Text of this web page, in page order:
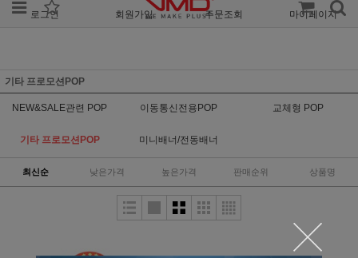
로그인 회원가입 주문조회 마이페이지
기타 프로모션POP
NEW&SALE관련 POP 이동통신전용POP 교체형 POP
기타 프로모션POP 미니배너/전동배너
최신순 낮은가격 높은가격 판매순위 상품명